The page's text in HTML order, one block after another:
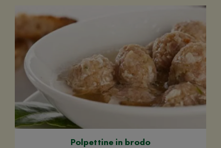
Polpettine in brodo